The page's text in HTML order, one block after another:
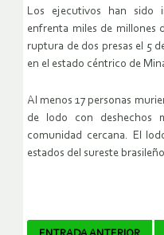
Los ejecutivos han sido
enfrenta miles de millones
ruptura de dos presas el 5
en el estado céntrico de
Al menos 17 personas
de lodo con deshechos
comunidad cercana. El
estados del sureste